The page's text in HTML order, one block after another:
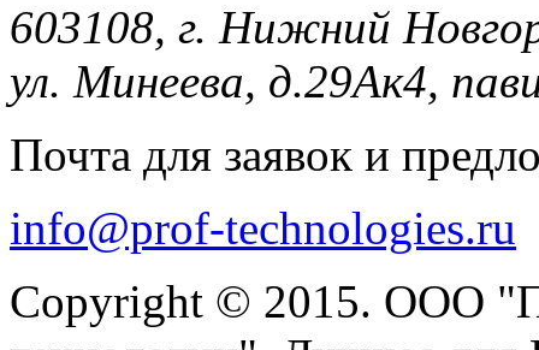
603108, г. Нижний
ул. Минеева, д.29Ак4,
Почта для заявок и
info@prof-technologies.ru
Copyright © 2015. ООО